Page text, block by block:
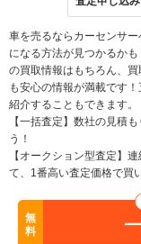
車を売るならカーセンサ
になる方法が見つかるか
の買取情報はもちろん、
も安心の情報が満載です
紹介することもできます。
【一括査定】数社の見積
う！
【オークション型査定】
て、1番高い査定価格で買
無
料